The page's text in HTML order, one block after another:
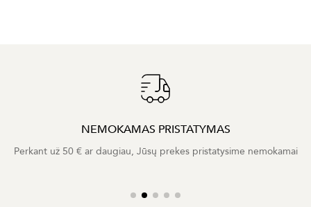
NEMOKAMAS PRISTATYMAS
Perkant už 50 € ar daugiau, Jūsų prekes pristatysime nemokamai